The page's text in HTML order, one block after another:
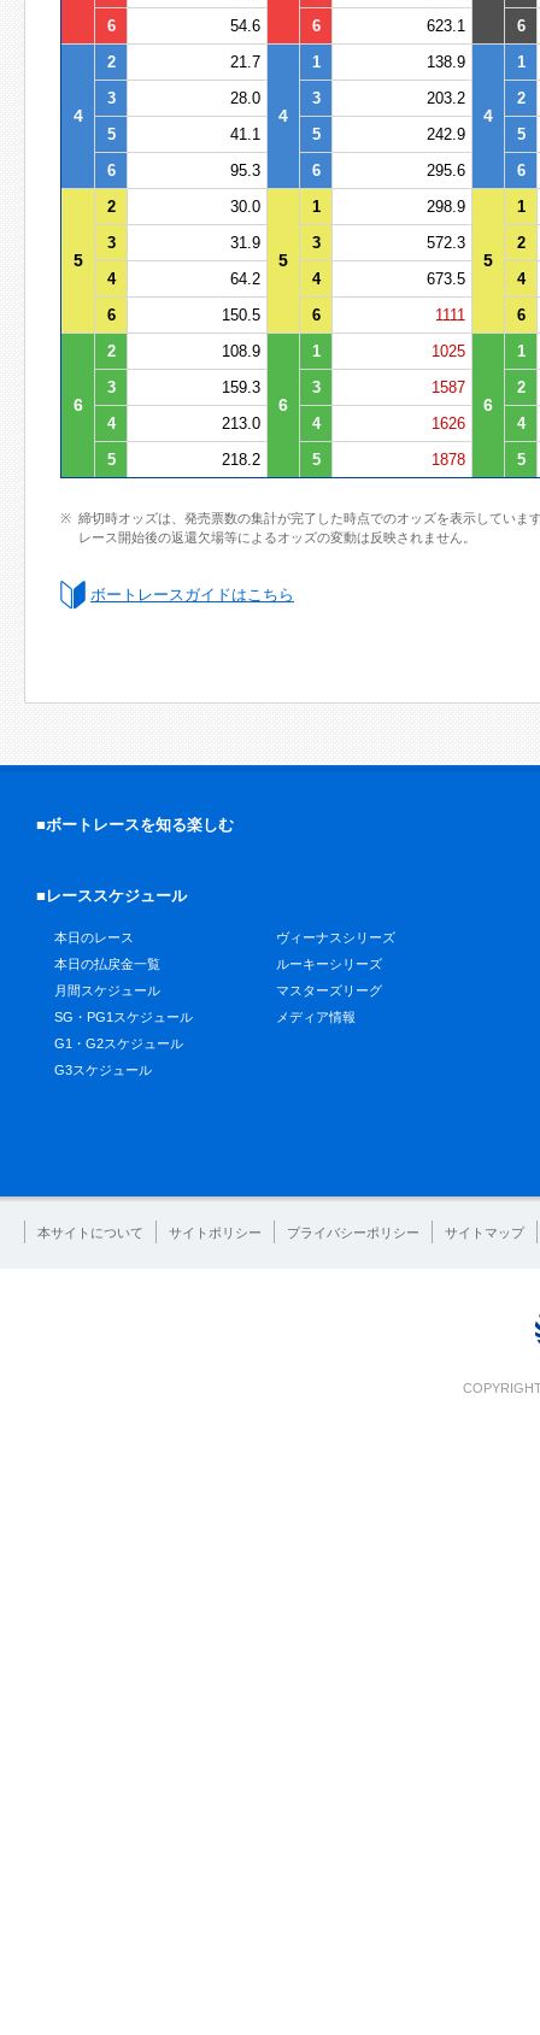
6
54.6 6 623.1 6
4
2 21.7
4
1 138.9
4
1
3
28.0 3 203.2
2
5
41.1 5 242.9
5
6
95.3 6 295.6 6
5
2 30.0
5
1 298.9
5
1
3
31.9 3 572.3
2
4
64.2 4 673.5
4
6
150.5 6 1111 6
6
2 108.9
6
1 1025
6
1
3
159.3 3 1587
2
4
213.0 4 1626
4
5
218.2 5 1878 5
締切時オッズは、発売票数の集計が完了した時点でのオッズを表示していま
レース開始後の返還欠場等によるオッズの変動は反映されません。
ボートレースガイドはこちら
■ボートレースを知る楽しむ
■レーススケジュール
本日のレース
本日の払戻金一覧
月間スケジュール
SG・PG1スケジュール
G1・G2スケジュール
G3スケジュール
ヴィーナスシリーズ
ルーキーシリーズ
マスターズリーグ
メディア情報
本サイトについて サイトポリシー プライバシーポリシー サイトマップ